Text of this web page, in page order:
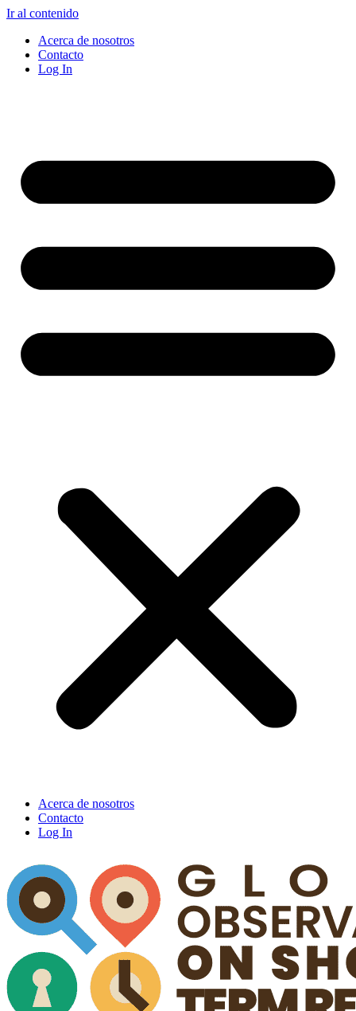
Ir al contenido
Acerca de nosotros
Contacto
Log In
Acerca de nosotros
Contacto
Log In